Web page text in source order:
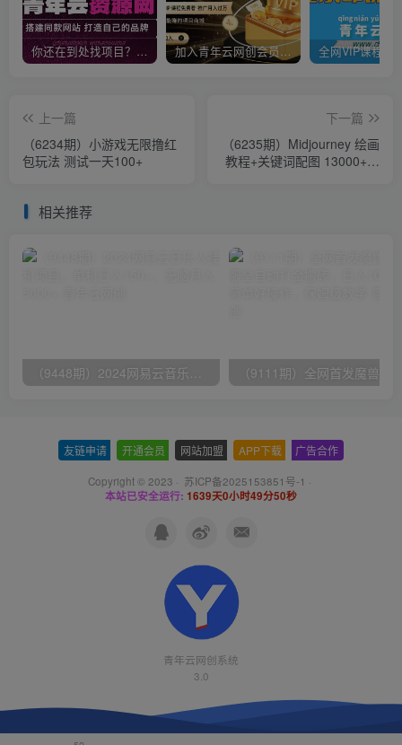
你还在到处找项目？还在当韭菜？我靠卖项目一个月收入5万+，曾经我也是个失败者。 加入青年云网创会员，全站资源免费学习。加入高级合伙人，推广日入1000+
上一篇
（6234期）小游戏无限撸红
包玩法 测试一天100+
下一篇
（6235期）Midjourney 绘画
教程+关键词配图 13000+软
相关推荐
友链申请 开通会员 网站加盟 APP下载 广告合作
Copyright © 2023 · 苏ICP备2025153851号-1 ·
本站已安全运行: 1639天0小时49分50秒
青年云网创系统
3.0